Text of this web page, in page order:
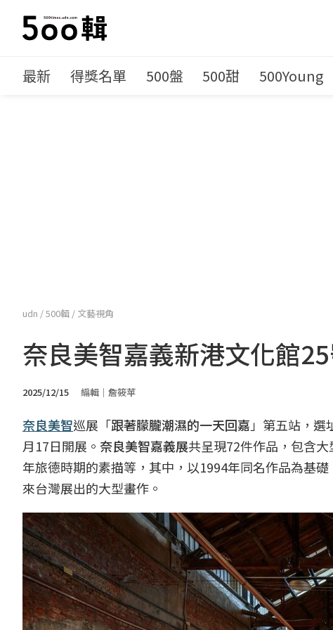
最新 得獎名單 500盤 500甜 500Young
udn /500輯 / 文藝視角
奈良美智嘉義新港文化館
2025/12/15 編輯｜詹筱苹
奈良美智巡展「跟著朦朧潮濕的一天回嘉 」第五站，選
月17日開展。 奈良美智嘉義展共呈現72件作品，包含
年旅德時期的素描等，其中，以1994年同名作品為基
來台灣展出的大型畫作。